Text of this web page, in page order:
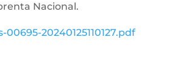
Nacional.
20240125110127.pdf